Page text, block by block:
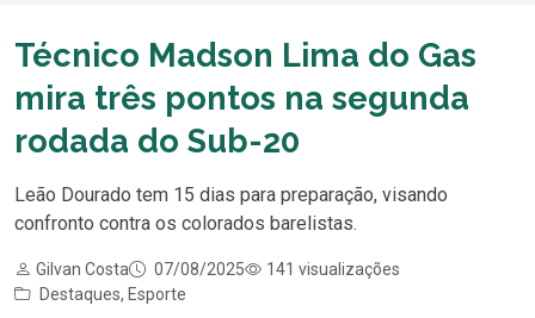
Técnico Madson Lima do Gas
mira três pontos na segunda
rodada do Sub-20
Leão Dourado tem 15 dias para preparação, visando
confronto contra os colorados barelistas.
Gilvan Costa 07/08/2025
141 visualizações
Destaques, Esporte